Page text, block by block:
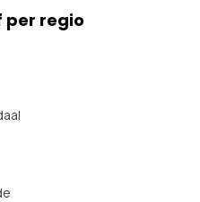
per regio